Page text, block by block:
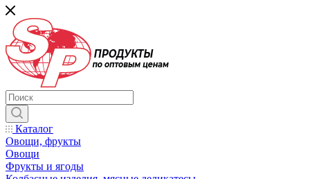
Каталог
Овощи, фрукты
Овощи
Фрукты и ягоды